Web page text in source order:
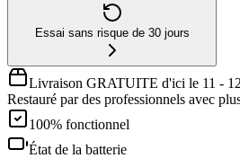
Essai sans risque de 30 jours
Livraison GRATUITE d'ici le 11 -
Restauré par des professionnels avec
100% fonctionnel
État de la batterie